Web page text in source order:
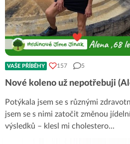
VAŠE PŘÍBĚHY 157 5
Nové koleno už nepotřebuji
Potýkala jsem se s různými
jsem se s nimi zatočit změnou
výsledků – klesl mi cholestero...